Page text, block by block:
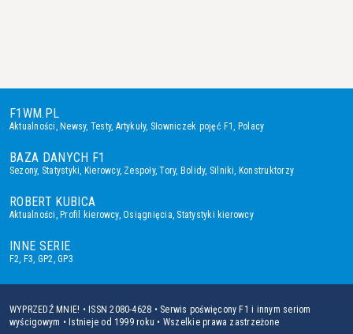
F1WM.PL
Aktualności, Newsy, Testy, Artykuły, Słowniczek pojęć F1, Polacy
BAZA DANYCH F1
Sezony, Statystyki, Kierowcy, Zespoły,Tory, Bolidy, Silniki, Konstruktorzy
ROBERT KUBICA
Aktualności, Profil kierowcy,Osiągnięcia, Statystyki kierowcy
INNE SERIE
F2, F3, GP2,GP3
WYPRZEDŹ MNIE! • ISSN 2080-4628 • Serwis poświęcony F1 i innym seriom
wyścigowym • Istnieje od 1999 roku • Wszelkie prawa zastrzeżone